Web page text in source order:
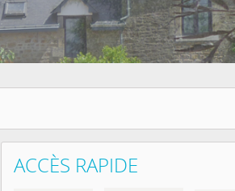
ACCÈS RAPIDE